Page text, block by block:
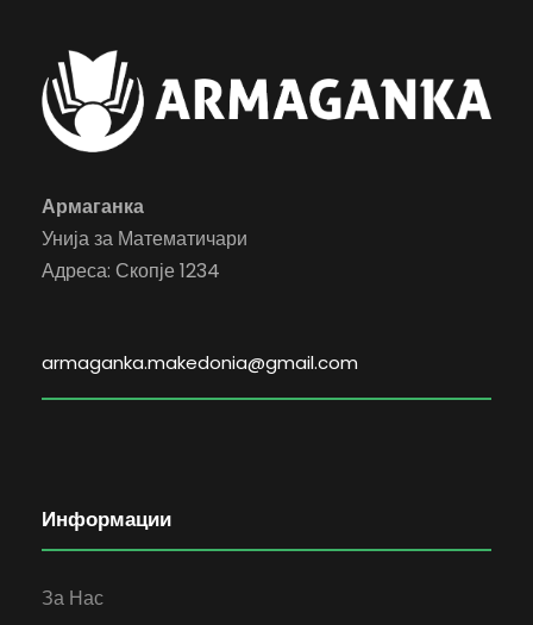
Армаганка
Унија за Математичари
Адреса: Скопје 1234
armaganka.makedonia@gmail.com
Информации
За Нас